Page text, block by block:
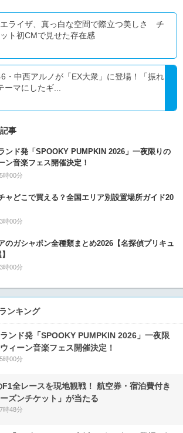
ライザ、真っ白な空間で際立つ美しさ チ
ト初CMで見せた存在感
・中西アルノが「EX大衆」に登場！「振れ
ーマにしたギ...
事
ンド発「SPOOKY PUMPKIN 2026」一夜限りの
ン音楽フェス開催決定！
時00分
ャどこで買える？全国エリア別設置場所ガイド20
時00分
のガシャポン全種類まとめ2026【名探偵プリキュ
時00分
ンキング
ンド発「SPOOKY PUMPKIN 2026」一夜限
ィーン音楽フェス開催決定！
時00分
全レースを現地観戦！ 航空券・宿泊費付き
ーズンチケット」が当たる
時48分